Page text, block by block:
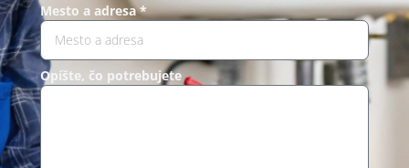
Mesto a adresa *
Opíšte, čo potrebujete